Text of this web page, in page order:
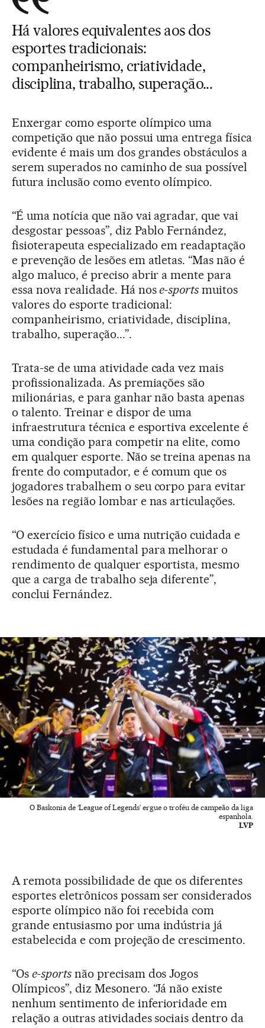
Há valores equivalentes aos dos
esportes tradicionais:
companheirismo, criatividade,
disciplina, trabalho, superação...
Enxergar como esporte olímpico uma
competição que não possui uma entrega física
evidente é mais um dos grandes obstáculos a
serem superados no caminho de sua possível
futura inclusão como evento olímpico.
“É uma notícia que não vai agradar, que vai
desgostar pessoas”, diz Pablo Fernández,
fisioterapeuta especializado em readaptação
e prevenção de lesões em atletas. “Mas não é
algo maluco, é preciso abrir a mente para
essa nova realidade. Há nose-sports muitos
valores do esporte tradicional:
companheirismo, criatividade, disciplina,
trabalho, superação...”.
Trata-se de uma atividade cada vez mais
profissionalizada. As premiações são
milionárias, e para ganhar não basta apenas
o talento. Treinar e dispor de uma
infraestrutura técnica e esportiva excelente é
uma condição para competir na elite, como
em qualquer esporte. Não se treina apenas na
frente do computador, e é comum que os
jogadores trabalhem o seu corpo para evitar
lesões na região lombar e nas articulações.
“O exercício físico e uma nutrição cuidada e
estudada é fundamental para melhorar o
rendimento de qualquer esportista, mesmo
que a carga de trabalho seja diferente”,
conclui Fernández.
O Baskonia de ‘League of Legends’ ergue o troféu de campeão da liga
espanhola.
LVP
A remota possibilidade de que os diferentes
esportes eletrônicos possam ser considerados
esporte olímpico não foi recebida com
grande entusiasmo por uma indústria já
estabelecida e com projeção de crescimento.
“Os e-sportsnão precisam dos Jogos
Olímpicos”, diz Mesonero. “Já não existe
nenhum sentimento de inferioridade em
relação a outras atividades sociais dentro da